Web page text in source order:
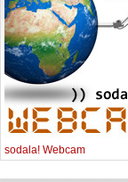
sodala! Webcam